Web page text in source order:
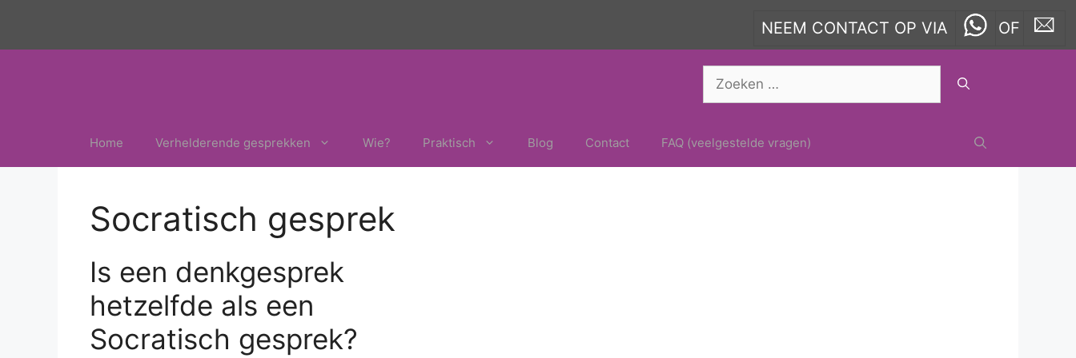
NEEM CONTACT OP VIA OF
naar:
Home Verhelderende gesprekken Wie? Praktisch Blog Contact FAQ (veelgestelde vragen)
Socratisch gesprek
Is een denkgesprek
hetzelfde als een
Socratisch gesprek?